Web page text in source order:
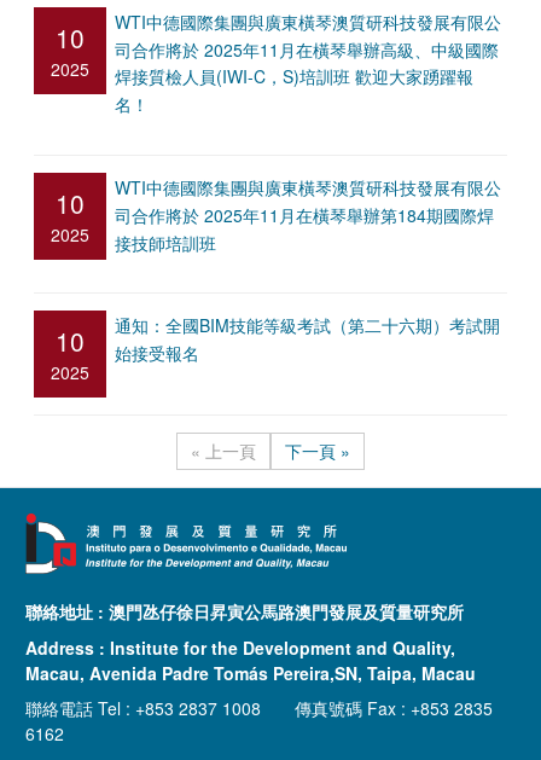
10
2025
WTI中德國際集團與廣東橫琴澳質研科技發展有限公
司合作將於 2025年11月在橫琴舉辦高級、中級國際
焊接質檢人員(IWI-C，S)培訓班 歡迎大家踴躍報
名！
10
2025
WTI中德國際集團與廣東橫琴澳質研科技發展有限公
司合作將於 2025年11月在橫琴舉辦第184期國際焊
接技師培訓班
10
2025
通知：全國BIM技能等級考試（第二十六期）考試開
始接受報名
« 上一頁 下一頁 »
聯絡地址 : 澳門氹仔徐日昇寅公馬路澳門發展及質量研究所
Address : Institute for the Development and Quality,
Macau, Avenida Padre Tomás Pereira,SN, Taipa, Macau
聯絡電話 Tel : +853 2837 1008 傳真號碼 Fax : +853 2835
6162